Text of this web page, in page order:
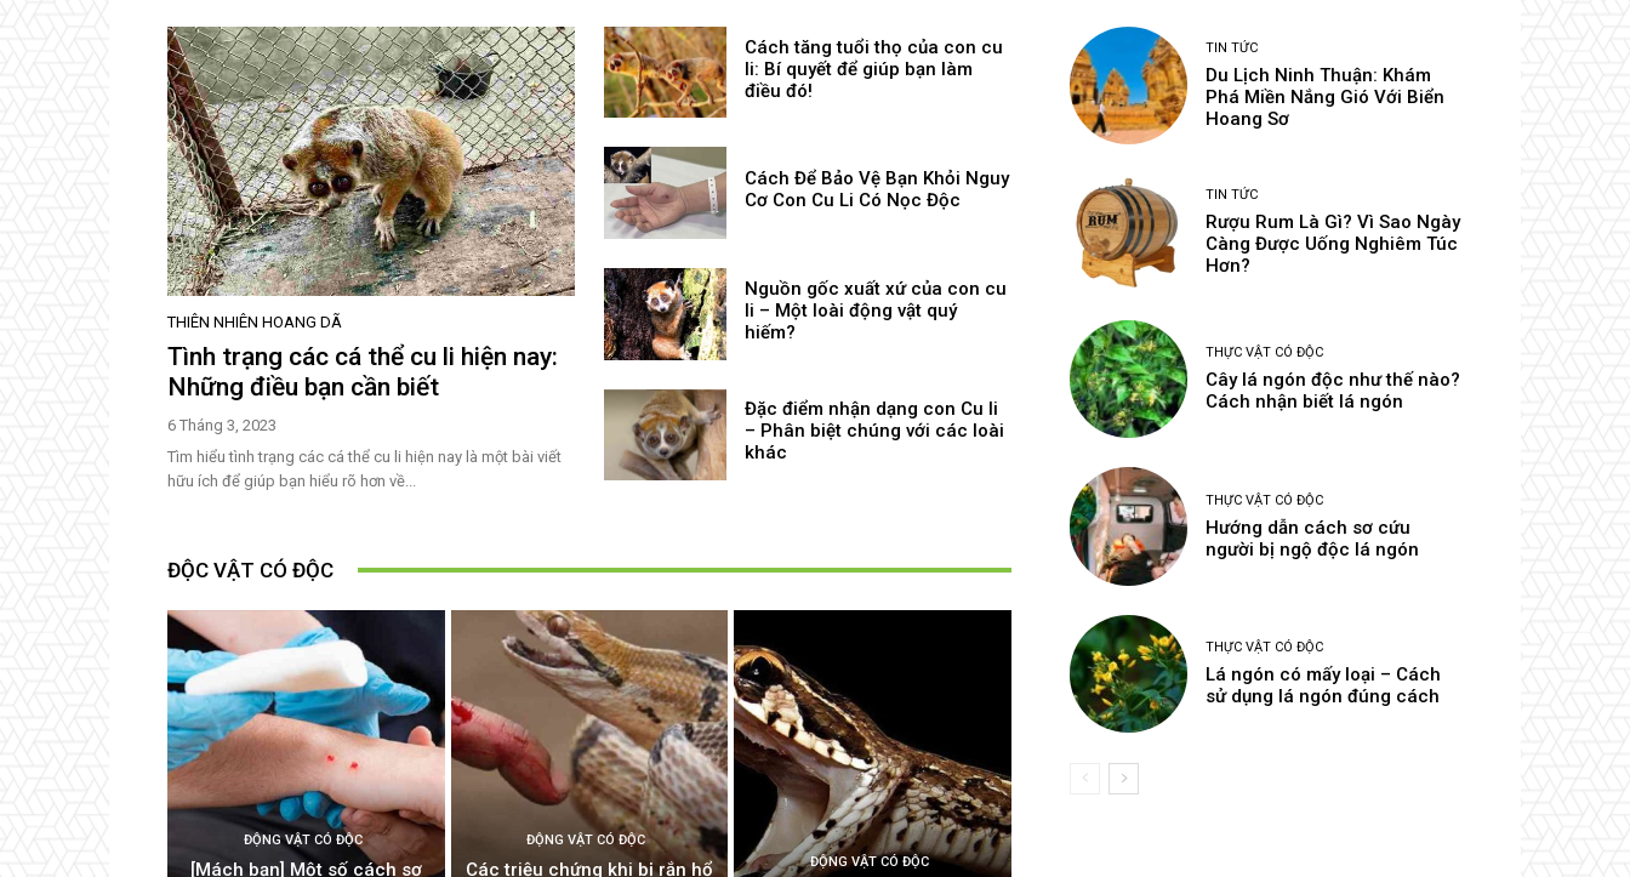
THIÊN NHIÊN HOANG DÃ
Tình trạng các cá thể cu li hiện nay:
Những điều bạn cần biết
6 Tháng 3, 2023
Tìm hiểu tình trạng các cá thể cu li hiện nay là một bài viết
hữu ích để giúp bạn hiểu rõ hơn về...
Cách tăng tuổi thọ của con cu
li: Bí quyết để giúp bạn làm
điều đó!
Cách Để Bảo Vệ Bạn Khỏi Nguy
Cơ Con Cu Li Có Nọc Độc
Nguồn gốc xuất xứ của con cu
li – Một loài động vật quý
hiếm?
Đặc điểm nhận dạng con Cu li
– Phân biệt chúng với các loài
khác
ĐỘC VẬT CÓ ĐỘC
ĐỘNG VẬT CÓ ĐỘC
[Mách bạn] Một số cách sơ
ĐỘNG VẬT CÓ ĐỘC
Các triệu chứng khi bị rắn hổ
ĐỘNG VẬT CÓ ĐỘC
TIN TỨC
Du Lịch Ninh Thuận: Khám
Phá Miền Nắng Gió Với Biển
Hoang Sơ
TIN TỨC
Rượu Rum Là Gì? Vì Sao Ngày
Càng Được Uống Nghiêm Túc
Hơn?
THỰC VẬT CÓ ĐỘC
Cây lá ngón độc như thế nào?
Cách nhận biết lá ngón
THỰC VẬT CÓ ĐỘC
Hướng dẫn cách sơ cứu
người bị ngộ độc lá ngón
THỰC VẬT CÓ ĐỘC
Lá ngón có mấy loại – Cách
sử dụng lá ngón đúng cách